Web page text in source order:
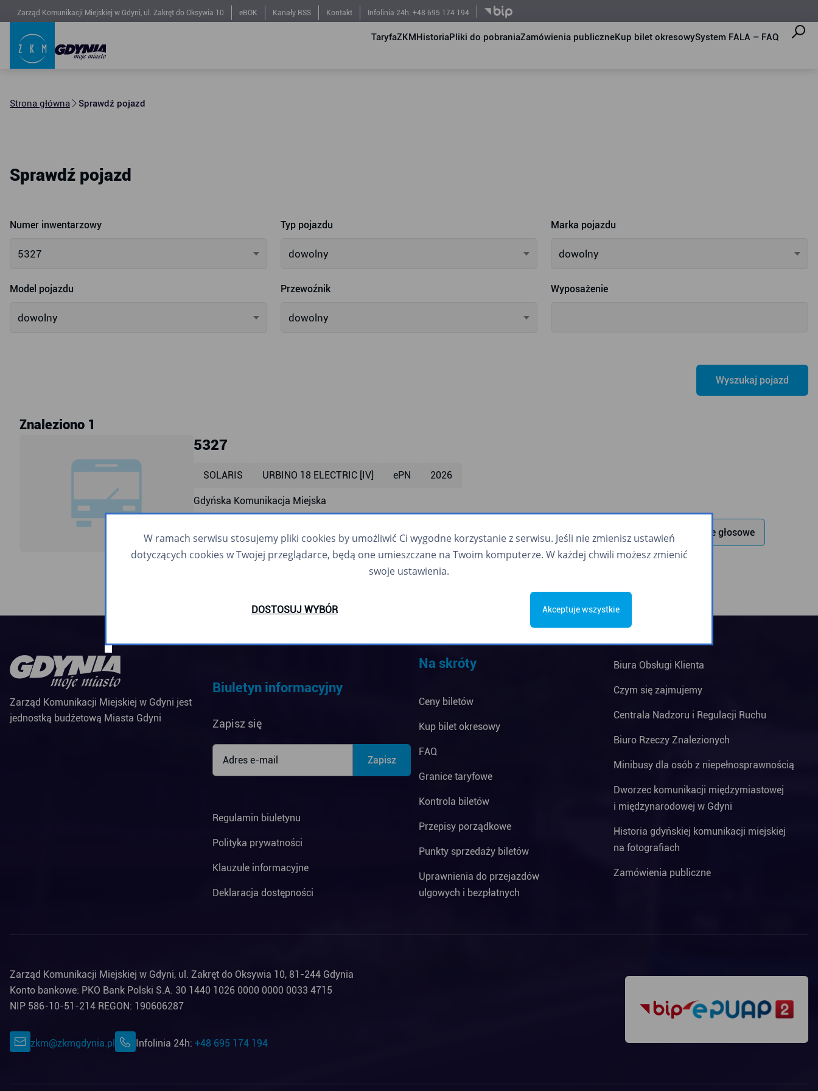
Zarząd Komunikacji Miejskiej w Gdyni, ul. Zakręt do Oksywia 10 eBOK Kanały RSS Kontakt Infolinia 24h: +48 695 174 194
TaryfaZKMHistoriaPliki do pobraniaZamówienia publiczneKup bilet okresowySystem FALA – FAQ
Strona główna Sprawdź pojazd
Sprawdź pojazd
Numer inwentarzowy
5327
Typ pojazdu
dowolny
Marka pojazdu
dowolny
Model pojazdu
dowolny
Przewoźnik
dowolny
Wyposażenie
Znaleziono 1
5327
SOLARIS URBINO 18 ELECTRIC [IV] ePN 2026
Gdyńska Komunikacja Miejska
przyklęk rampa dla wózków klimatyzacja monitoring monitor wewnętrzny USB zapowiadanie głosowe
Zarząd Komunikacji Miejskiej w Gdyni jest
jednostką budżetową Miasta Gdyni
Biuletyn informacyjny
Zapisz się
Regulamin biuletynu
Polityka prywatności
Klauzule informacyjne
Deklaracja dostępności
Na skróty
Ceny biletów
Kup bilet okresowy
FAQ
Granice taryfowe
Kontrola biletów
Przepisy porządkowe
Punkty sprzedaży biletów
Uprawnienia do przejazdów
ulgowych i bezpłatnych
Biura Obsługi Klienta
Czym się zajmujemy
Centrala Nadzoru i Regulacji Ruchu
Biuro Rzeczy Znalezionych
Minibusy dla osób z niepełnosprawnością
Dworzec komunikacji międzymiastowej
i międzynarodowej w Gdyni
Historia gdyńskiej komunikacji miejskiej
na fotografiach
Zamówienia publiczne
Zarząd Komunikacji Miejskiej w Gdyni, ul. Zakręt do Oksywia 10, 81-244 Gdynia
Konto bankowe: PKO Bank Polski S.A. 30 1440 1026 0000 0000 0033 4715
NIP 586-10-51-214 REGON: 190606287
zkm@zkmgdynia.pl Infolinia 24h: +48 695 174 194
W ramach serwisu stosujemy pliki cookies by umożliwić Ci wygodne korzystanie z serwisu. Jeśli nie zmienisz ustawień
dotyczących cookies w Twojej przeglądarce, będą one umieszczane na Twoim komputerze. W każdej chwili możesz zmienić
swoje ustawienia.
DOSTOSUJ WYBÓR Akceptuje wszystkie